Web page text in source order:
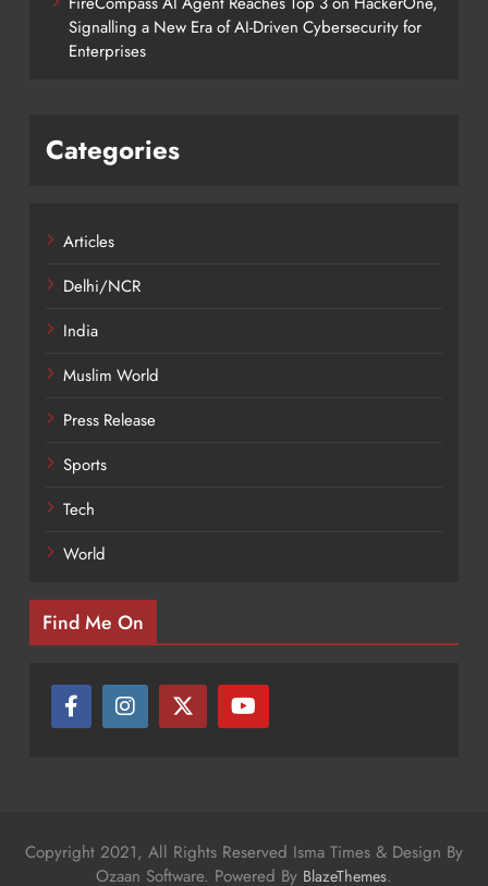
Signalling a New Era of AI-Driven Cybersecurity for
Enterprises
Categories
Articles
Delhi/NCR
India
Muslim World
Press Release
Sports
Tech
World
Find Me On
Copyright 2021, All Rights Reserved Isma Times & Design By
Ozaan Software. Powered By BlazeThemes.